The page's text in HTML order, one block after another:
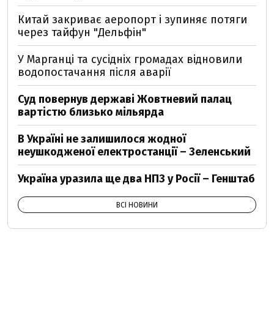
Китай закриває аеропорт і зупиняє потяги
через тайфун "Дельфін"
У Марганці та сусідніх громадах відновили
водопостачання після аварії
Суд повернув державі Жовтневий палац
вартістю близько мільярда
В Україні не залишилося жодної
неушкодженої електростанції – Зеленський
Україна уразила ще два НПЗ у Росії – Генштаб
ВСІ НОВИНИ